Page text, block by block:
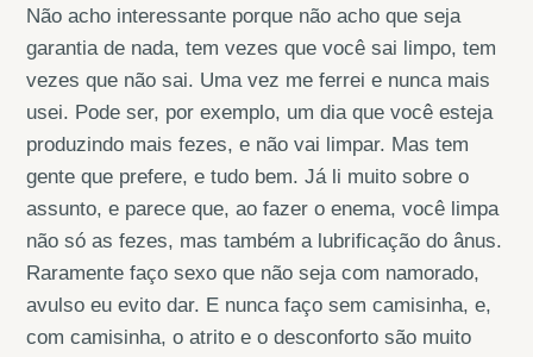
Não acho interessante porque não acho que seja
garantia de nada, tem vezes que você sai limpo, tem
vezes que não sai. Uma vez me ferrei e nunca mais
usei. Pode ser, por exemplo, um dia que você esteja
produzindo mais fezes, e não vai limpar. Mas tem
gente que prefere, e tudo bem. Já li muito sobre o
assunto, e parece que, ao fazer o enema, você limpa
não só as fezes, mas também a lubrificação do ânus.
Raramente faço sexo que não seja com namorado,
avulso eu evito dar. E nunca faço sem camisinha, e,
com camisinha, o atrito e o desconforto são muito